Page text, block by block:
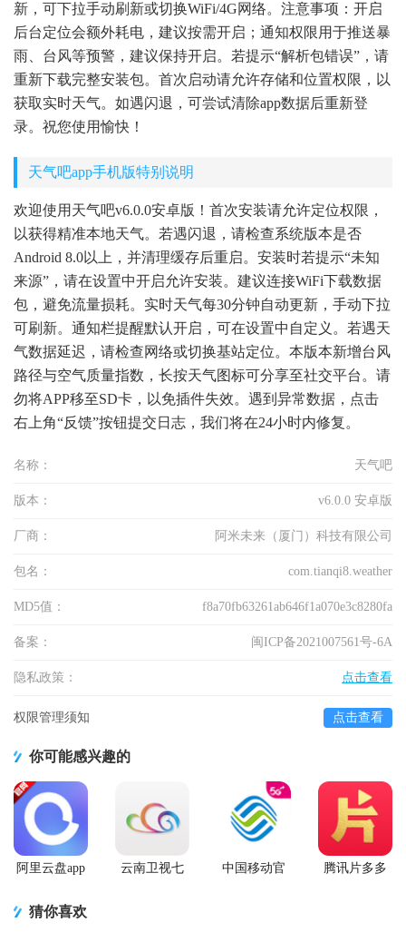
新，可下拉手动刷新或切换WiFi/4G网络。注意事项：开启
后台定位会额外耗电，建议按需开启；通知权限用于推送暴
雨、台风等预警，建议保持开启。若提示“解析包错误”，请
重新下载完整安装包。首次启动请允许存储和位置权限，以
获取实时天气。如遇闪退，可尝试清除app数据后重新登
录。祝您使用愉快！
天气吧app手机版特别说明
欢迎使用天气吧v6.0.0安卓版！首次安装请允许定位权限，
以获得精准本地天气。若遇闪退，请检查系统版本是否
Android 8.0以上，并清理缓存后重启。安装时若提示“未知
来源”，请在设置中开启允许安装。建议连接WiFi下载数据
包，避免流量损耗。实时天气每30分钟自动更新，手动下拉
可刷新。通知栏提醒默认开启，可在设置中自定义。若遇天
气数据延迟，请检查网络或切换基站定位。本版本新增台风
路径与空气质量指数，长按天气图标可分享至社交平台。请
勿将APP移至SD卡，以免插件失效。遇到异常数据，点击
右上角“反馈”按钮提交日志，我们将在24小时内修复。
名称： 天气吧
版本： v6.0.0 安卓版
厂商： 阿米未来（厦门）科技有限公司
包名： com.tianqi8.weather
MD5值： f8a70fb63261ab646f1a070e3c8280fa
备案： 闽ICP备2021007561号-6A
隐私政策： 点击查看
权限管理须知 点击查看
你可能感兴趣的
阿里云盘app
云南卫视七
中国移动官
腾讯片多多
猜你喜欢